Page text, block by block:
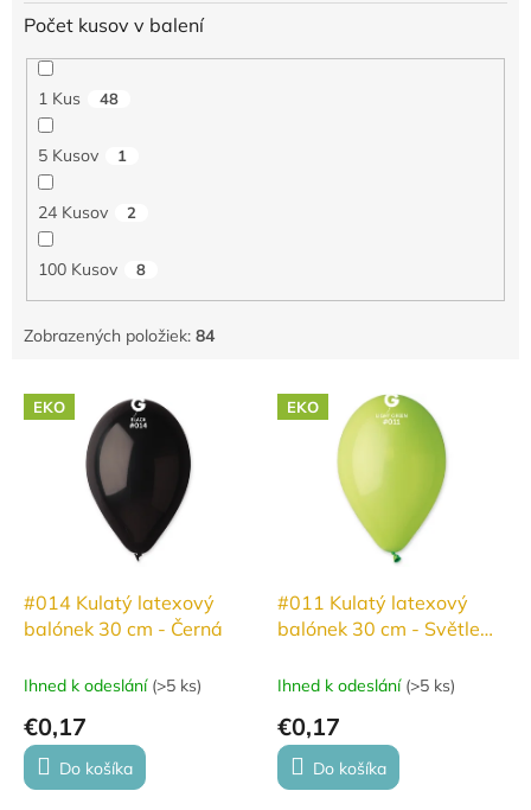
Počet kusov v balení
1 Kus 48
5 Kusov 1
24 Kusov 2
100 Kusov 8
Zobrazených položiek: 84
V
d
EKO
#014 Kulatý latexový
balónek 30 cm - Černá
Ihned k odeslání (>5 ks)
€0,17
Do košíka
EKO
#011 Kulatý latexový
balónek 30 cm - Světle
Ihned k odeslání (>5 ks)
€0,17
Do košíka